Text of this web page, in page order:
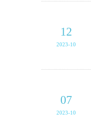
12
2023-10
07
2023-10